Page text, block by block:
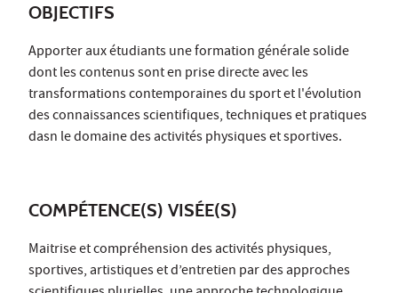
OBJECTIFS
Apporter aux étudiants une formation générale solide
dont les contenus sont en prise directe avec les
transformations contemporaines du sport et l'évolution
des connaissances scientifiques, techniques et pratiques
dasn le domaine des activités physiques et sportives.
COMPÉTENCE(S) VISÉE(S)
Maitrise et compréhension des activités physiques,
sportives, artistiques et d’entretien par des approches